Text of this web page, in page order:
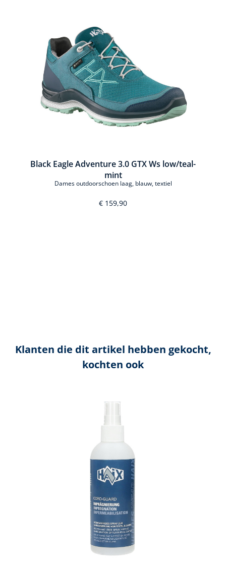
Black Eagle Adventure 3.0 GTX Ws low/teal-
mint
Dames outdoorschoen laag, blauw, textiel
€ 159,90
Klanten die dit artikel hebben gekocht,
kochten ook
Productgalerij overslaan